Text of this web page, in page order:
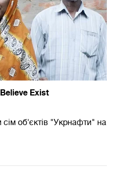
об'єктів "Укрнафти" на